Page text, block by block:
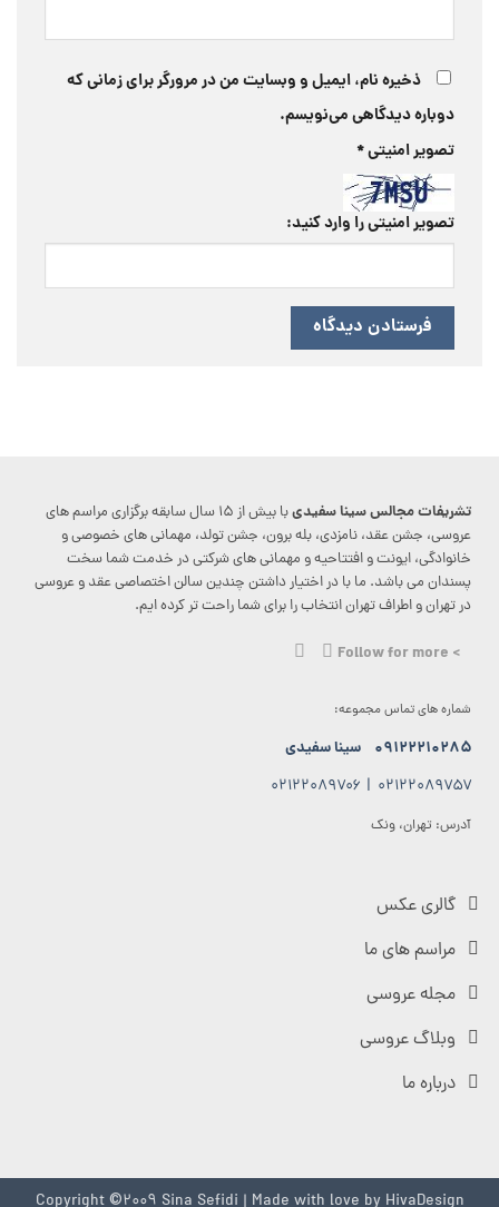
ذخیره نام، ایمیل و وبسایت من در مرورگر برای زمانی که
دوباره دیدگاهی می‌نویسم.
تصویر امنیتی*
تصویر امنیتی را وارد کنید:
تشریفات مجالس سینا سفیدی
با بیش از ۱۵ سال سابقه برگزاری مراسم های
عروسی، جشن عقد، نامزدی، بله برون، جشن تولد، مهمانی های خصوصی و
خانوادگی، ایونت و افتتاحیه و مهمانی های شرکتی در خدمت شما سخت
پسندان می باشد. ما با در اختیار داشتن چندین سالن اختصاصی عقد و عروسی
در تهران و اطراف تهران انتخاب را برای شما راحت تر کرده ایم.
> Follow for more
شماره های تماس مجموعه:
۰۹۱۲۲۲۱۰۲۸۵ سینا سفیدی
۰۲۱۲۲۰۸۹۷۵۷ | ۰۲۱۲۲۰۸۹۷۰۶
آدرس: تهران، ونک
گالری عکس
مراسم های ما
مجله عروسی
وبلاگ عروسی
درباره ما
Copyright ©2009 Sina Sefidi | Made with love by HivaDesign